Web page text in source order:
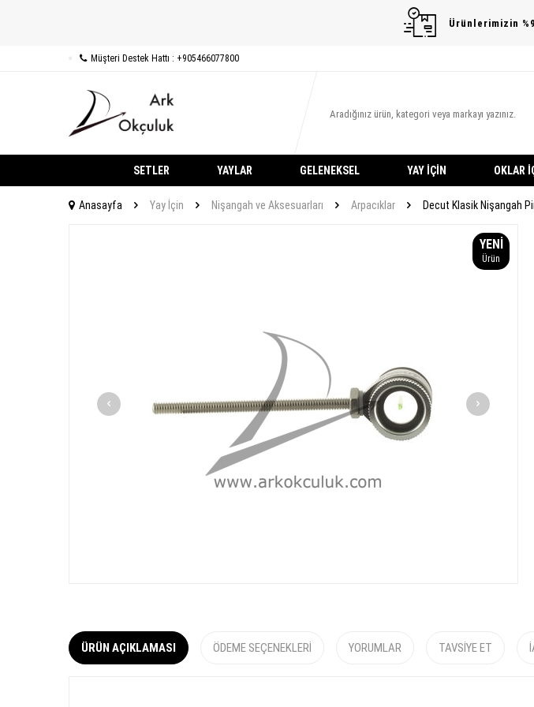
Ürünlerimizin
Müşteri Destek Hattı : +905466077800
SETLER YAYLAR GELENEKSEL YAY İÇIN OKLAR
Anasayfa Yay İçin Nişangah ve Aksesuarları Arpacıklar Decut Klasik Nişangah
YENI
Ürün
ÜRÜN AÇIKLAMASI ÖDEME SEÇENEKLERI YORUMLAR TAVSIYE ET